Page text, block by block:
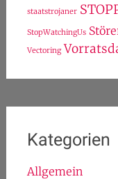
staatstrojaner
StopWatchingUs
Vectoring
Kategorien
Allgemein